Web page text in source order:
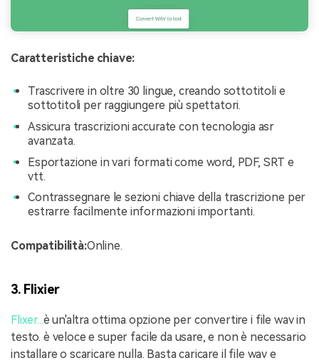
Caratteristiche chiave:
Trascrivere in oltre 30 lingue, creando sottotitoli e
sottotitoli per raggiungere più spettatori.
Assicura trascrizioni accurate con tecnologia asr
avanzata.
Esportazione in vari formati come word, PDF, SRT e
vtt.
Contrassegnare le sezioni chiave della trascrizione per
estrarre facilmente informazioni importanti.
Compatibilità:Online.
3. Flixier
Flixer...è un'altra ottima opzione per convertire i file wav in
testo. è veloce e super facile da usare, e non è necessario
installare o scaricare nulla. Basta caricare il file wav e